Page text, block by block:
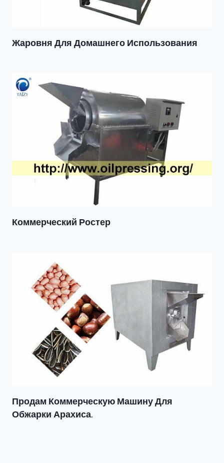
Жаровня Для Домашнего Использования
Коммерческий Ростер
Продам Коммерческую Машину Для
Обжарки Арахиса.